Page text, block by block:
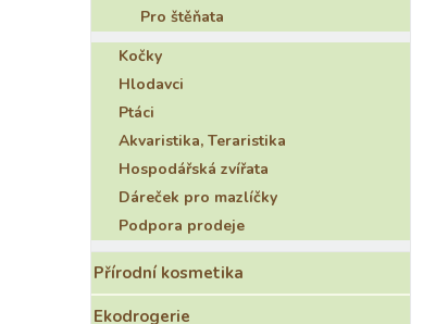
Pro štěňata
Kočky
Hlodavci
Ptáci
Akvaristika, Teraristika
Hospodářská zvířata
Dáreček pro mazlíčky
Podpora prodeje
Přírodní kosmetika
Ekodrogerie